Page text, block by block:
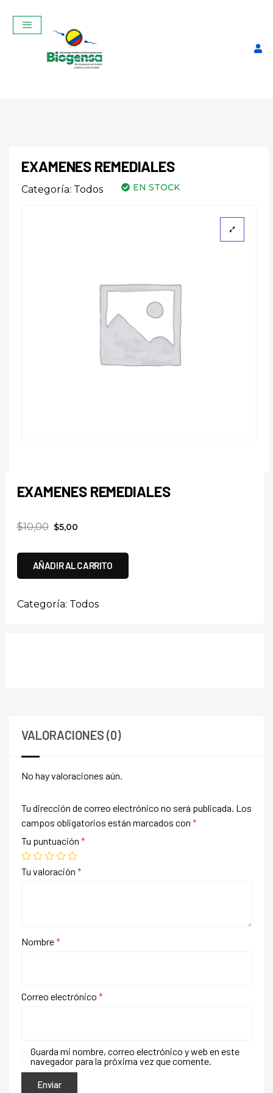
EXAMENES REMEDIALES
Categoría: Todos EN STOCK
EXAMENES REMEDIALES
$10,00 $5,00
AÑADIR AL CARRITO
Categoría: Todos
VALORACIONES (0)
No hay valoraciones aún.
Tu dirección de correo electrónico no será publicada. Los
campos obligatorios están marcados con *
Tu puntuación *
Tu valoración *
Nombre*
Correo electrónico *
Guarda mi nombre, correo electrónico y web en este
navegador para la próxima vez que comente.
ADD